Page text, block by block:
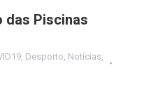
das Piscinas
Desporto Notícias